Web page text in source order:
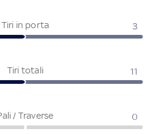
Tiri in porta 3
Tiri totali 11
/ Traverse 0